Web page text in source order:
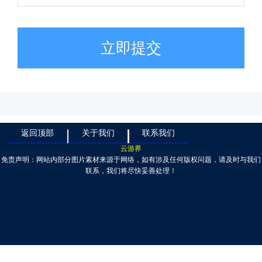
立即提交
返回顶部 关于我们 联系我们
云游界
免责声明：网站内部分图片素材来源于网络，如有涉及任何版权问题，请及时与我们
联系，我们将尽快妥善处理！